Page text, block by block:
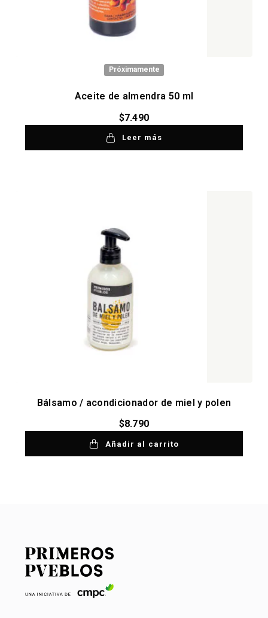
Próximamente
Aceite de almendra 50 ml
$7.490
Leer más
Bálsamo / acondicionador de miel y polen
$8.790
Añadir al carrito